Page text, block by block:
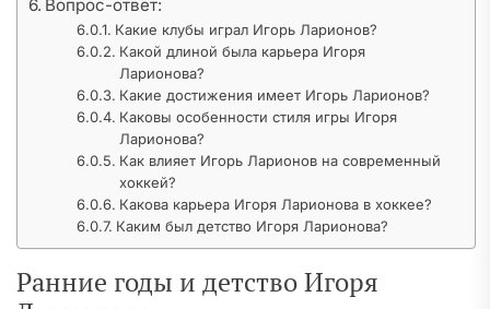
Вопрос-ответ:
Какие клубы играл Игорь Ларионов?
Какой длиной была карьера Игоря
Ларионова?
Какие достижения имеет Игорь Ларионов?
Каковы особенности стиля игры Игоря
Ларионова?
Как влияет Игорь Ларионов на современный
хоккей?
Какова карьера Игоря Ларионова в хоккее?
Каким был детство Игоря Ларионова?
Ранние годы и детство Игоря